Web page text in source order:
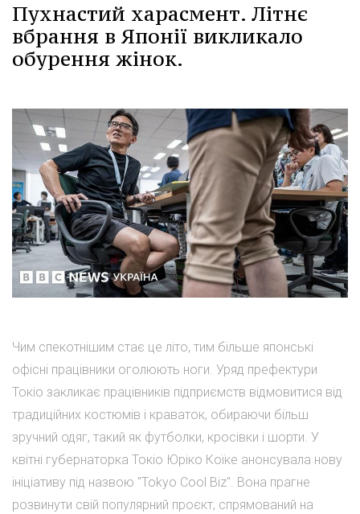
Пухнастий харасмент. Літнє
вбрання в Японії викликало
обурення жінок.
Чим спекотнішим стає це літо, тим більше японські
офісні працівники оголюють ноги. Уряд префектури
Токіо закликає працівників підприємств відмовитися від
традиційних костюмів і краваток, обираючи більш
зручний одяг, такий як футболки, кросівки і шорти. У
квітні губернаторка Токіо Юріко Коїке анонсувала нову
ініціативу під назвою "Tokyo Cool Biz". Вона прагне
розвинути свій популярний проєкт, спрямований на